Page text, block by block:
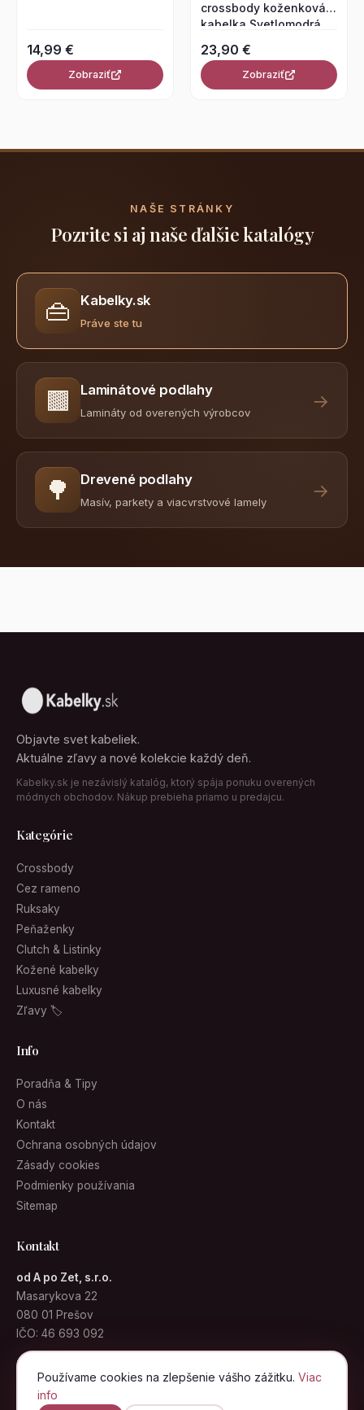
Používame cookies na zlepšenie vášho zážitku. Viac
info
14,99 €
Zobraziť
crossbody koženková
kabelka Svetlomodrá
23,90 €
Zobraziť
NAŠE STRÁNKY
Pozrite si aj naše ďalšie katalógy
👜 Kabelky.sk
Práve ste tu
🟫 Laminátové podlahy
Lamináty od overených výrobcov
→
🌳 Drevené podlahy
Masív, parkety a viacvrstvové lamely
→
Objavte svet kabeliek.
Aktuálne zľavy a nové kolekcie každý deň.
Kabelky.sk je nezávislý katalóg, ktorý spája ponuku overených
módnych obchodov. Nákup prebieha priamo u predajcu.
Kategórie
Crossbody
Cez rameno
Ruksaky
Peňaženky
Clutch & Listinky
Kožené kabelky
Luxusné kabelky
Zľavy 🏷
Info
Poradňa & Tipy
O nás
Kontakt
Ochrana osobných údajov
Zásady cookies
Podmienky používania
Sitemap
Kontakt
od A po Zet, s.r.o.
Masarykova 22
080 01 Prešov
IČO: 46 693 092
info@kabelky.sk